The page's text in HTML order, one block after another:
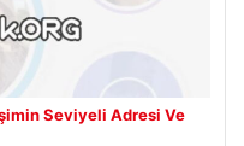
Seviyeli Adresi Ve